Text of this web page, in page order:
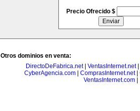
Precio Ofrecido $
Otros dominios en venta:
DirectoDeFabrica.net| VentasInternet.net|
CyberAgencia.com| ComprasInternet.net|
VentasInternet.com